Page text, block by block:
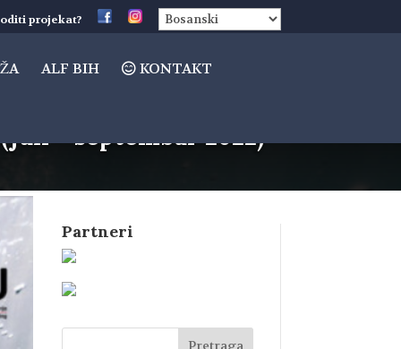
projekat?
ALF BIH KONTAKT
(juli – septembar 2022)
Partneri